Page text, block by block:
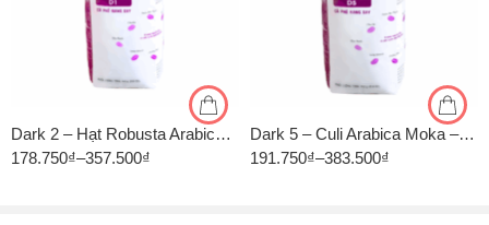
Dark 2 – Hạt Robusta Arabica – Rang Đậm – Cà Phê Rang Xay Viva
178.750₫–357.500₫
Dark 5 – Culi Arabica Moka – Rang Đậm – Cà Phê Rang Xay Viva
191.750₫–383.500₫
500 GR